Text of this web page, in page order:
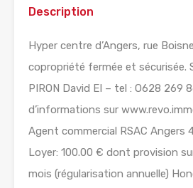
Description
Hyper centre d’Angers, rue
copropriété fermée et sécurisée.
PIRON David EI – tel : O628 269
d’informations sur
Agent commercial RSAC Angers
Loyer: 100.00 € dont provision
mois (régularisation annuelle)